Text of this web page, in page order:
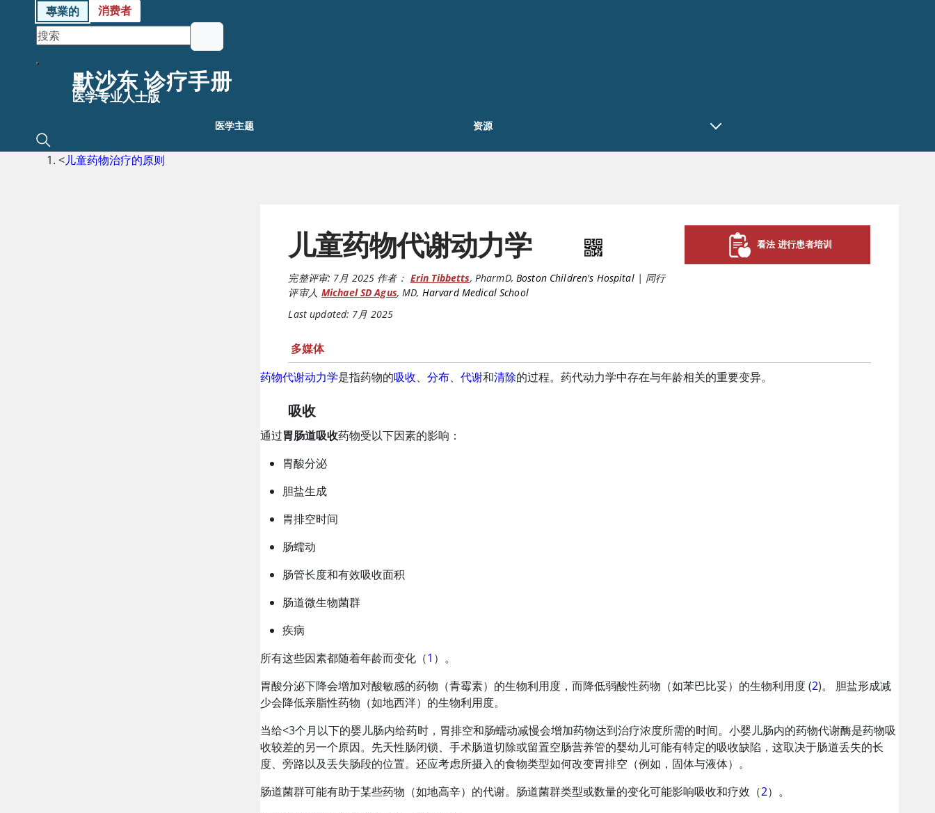
專業的 消费者
默沙东 诊疗手册
医学专业人士版
医学主题 资源
<儿童药物治疗的原则
儿童药物代谢动力学
完整评审: 7月 2025 作者： Erin Tibbetts, PharmD,Boston Children's Hospital| 同行
评审人 Michael SD Agus,MD, Harvard Medical School
Last updated: 7月 2025
看法 进行患者培训
多媒体
药物代谢动力学是指药物的吸收、分布、代谢和清除的过程。药代动力学中存在与年龄相关的重要变异。
吸收
通过胃肠道吸收药物受以下因素的影响：
胃酸分泌
胆盐生成
胃排空时间
肠蠕动
肠管长度和有效吸收面积
肠道微生物菌群
疾病
所有这些因素都随着年龄而变化（1 ）。
胃酸分泌下降会增加对酸敏感的药物（青霉素）的生物利用度，而降低弱酸性药物（如苯巴比妥）的生物利用度 (2)。 胆盐形成减
少会降低亲脂性药物（如地西泮）的生物利用度。
当给<3个月以下的婴儿肠内给药时，胃排空和肠蠕动减慢会增加药物达到治疗浓度所需的时间。小婴儿肠内的药物代谢酶是药物吸
收较差的另一个原因。先天性肠闭锁、手术肠道切除或留置空肠营养管的婴幼儿可能有特定的吸收缺陷，这取决于肠道丢失的长
度、旁路以及丢失肠段的位置。还应考虑所摄入的食物类型如何改变胃排空（例如，固体与液体）。
肠道菌群可能有助于某些药物（如地高辛）的代谢。肠道菌群类型或数量的变化可能影响吸收和疗效（2）。